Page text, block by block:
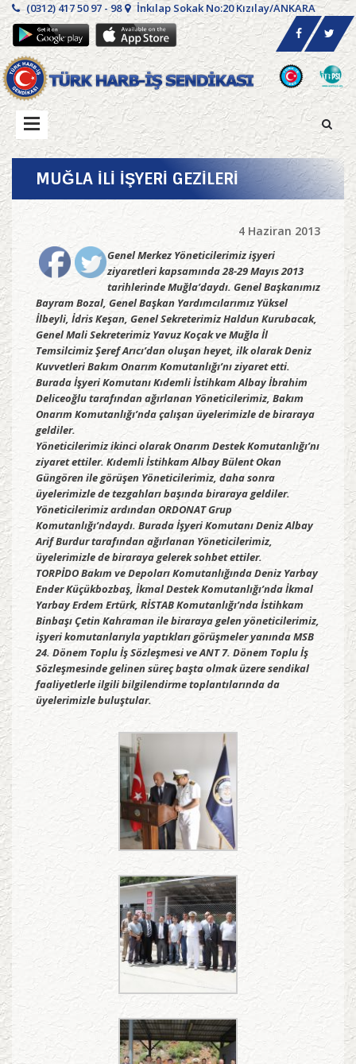
(0312) 417 50 97 - 98 İnkılap Sokak No:20 Kızılay/ANKARA
MUĞLA İLİ İŞYERİ GEZİLERİ
4 Haziran 2013
Genel Merkez Yöneticilerimiz işyeri
ziyaretleri kapsamında 28-29 Mayıs 2013
tarihlerinde Muğla’daydı. Genel Başkanımız
Bayram Bozal, Genel Başkan Yardımcılarımız Yüksel
İlbeyli, İdris Keşan, Genel Sekreterimiz Haldun Kurubacak,
Genel Mali Sekreterimiz Yavuz Koçak ve Muğla İl
Temsilcimiz Şeref Arıcı’dan oluşan heyet, ilk olarak Deniz
Kuvvetleri Bakım Onarım Komutanlığı’nı ziyaret etti.
Burada İşyeri Komutanı Kıdemli İstihkam Albay İbrahim
Deliceoğlu tarafından ağırlanan Yöneticilerimiz, Bakım
Onarım Komutanlığı’nda çalışan üyelerimizle de biraraya
geldiler.
Yöneticilerimiz ikinci olarak Onarım Destek Komutanlığı’nı
ziyaret ettiler. Kıdemli İstihkam Albay Bülent Okan
Güngören ile görüşen Yöneticilerimiz, daha sonra
üyelerimizle de tezgahları başında biraraya geldiler.
Yöneticilerimiz ardından ORDONAT Grup
Komutanlığı’ndaydı. Burada İşyeri Komutanı Deniz Albay
Arif Burdur tarafından ağırlanan Yöneticilerimiz,
üyelerimizle de biraraya gelerek sohbet ettiler.
TORPİDO Bakım ve Depoları Komutanlığında Deniz Yarbay
Ender Küçükbozbaş, İkmal Destek Komutanlığı’nda İkmal
Yarbay Erdem Ertürk, RİSTAB Komutanlığı’nda İstihkam
Binbaşı Çetin Kahraman ile biraraya gelen yöneticilerimiz,
işyeri komutanlarıyla yaptıkları görüşmeler yanında MSB
24. Dönem Toplu İş Sözleşmesi ve ANT 7. Dönem Toplu İş
Sözleşmesinde gelinen süreç başta olmak üzere sendikal
faaliyetlerle ilgili bilgilendirme toplantılarında da
üyelerimizle buluştular.